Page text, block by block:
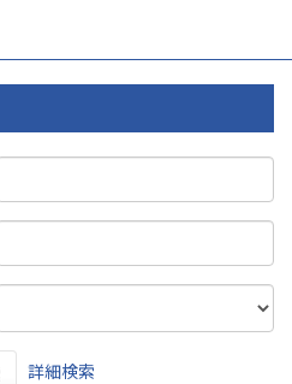
詳細検索